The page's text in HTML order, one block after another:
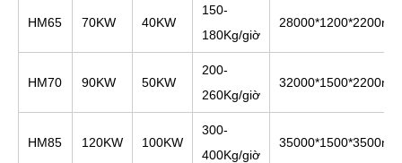
HM65 70KW 40KW
150-
180Kg/giờ
28000*1200*2200mm
HM70 90KW 50KW
200-
260Kg/giờ
32000*1500*2200mm
HM85 120KW 100KW
300-
400Kg/giờ
35000*1500*3500mm